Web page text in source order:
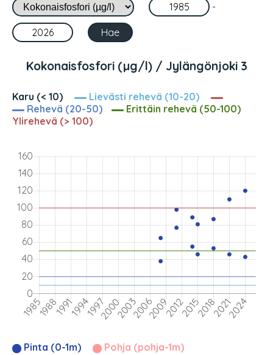
-
Kokonaisfosfori (µg/l) / Jylängönjoki 3
Karu (< 10)
Lievästi rehevä (10-20)
Rehevä (20-50)
Erittäin rehevä (50-100)
Ylirehevä (> 100)
Pinta (0-1m) Pohja (pohja-1m)